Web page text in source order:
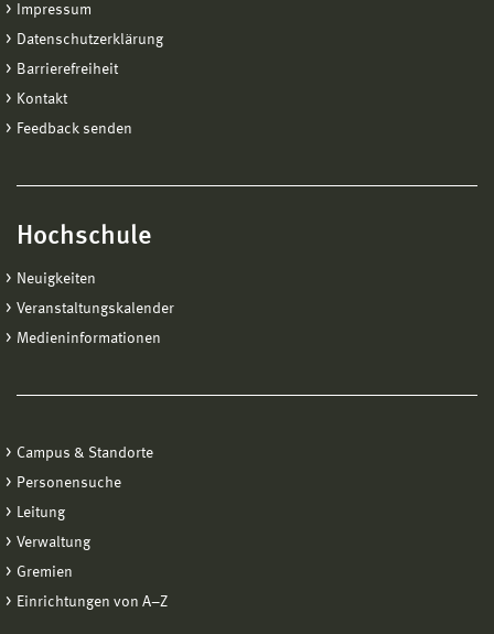
Impressum
Datenschutzerklärung
Barrierefreiheit
Kontakt
Feedback senden
Hochschule
Neuigkeiten
Veranstaltungskalender
Medieninformationen
Campus & Standorte
Personensuche
Leitung
Verwaltung
Gremien
Einrichtungen von A−Z